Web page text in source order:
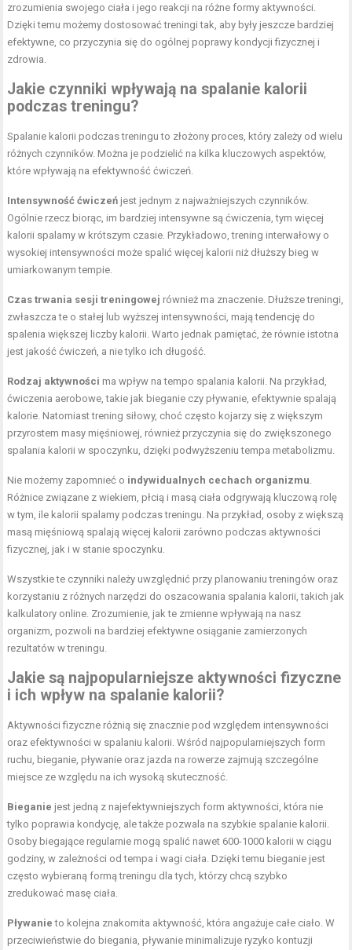
zrozumienia swojego ciała i jego reakcji na różne formy aktywności.
Dzięki temu możemy dostosować treningi tak, aby były jeszcze bardziej
efektywne, co przyczynia się do ogólnej poprawy kondycji fizycznej i
zdrowia.
Jakie czynniki wpływają na spalanie kalorii
podczas treningu?
Spalanie kalorii podczas treningu to złożony proces, który zależy od wielu
różnych czynników. Można je podzielić na kilka kluczowych aspektów,
które wpływają na efektywność ćwiczeń.
Intensywność ćwiczeń jest jednym z najważniejszych czynników.
Ogólnie rzecz biorąc, im bardziej intensywne są ćwiczenia, tym więcej
kalorii spalamy w krótszym czasie. Przykładowo, trening interwałowy o
wysokiej intensywności może spalić więcej kalorii niż dłuższy bieg w
umiarkowanym tempie.
Czas trwania sesji treningowej również ma znaczenie. Dłuższe treningi,
zwłaszcza te o stałej lub wyższej intensywności, mają tendencję do
spalenia większej liczby kalorii. Warto jednak pamiętać, że równie istotna
jest jakość ćwiczeń, a nie tylko ich długość.
Rodzaj aktywności ma wpływ na tempo spalania kalorii. Na przykład,
ćwiczenia aerobowe, takie jak bieganie czy pływanie, efektywnie spalają
kalorie. Natomiast trening siłowy, choć często kojarzy się z większym
przyrostem masy mięśniowej, również przyczynia się do zwiększonego
spalania kalorii w spoczynku, dzięki podwyższeniu tempa metabolizmu.
Nie możemy zapomnieć o indywidualnych cechach organizmu
Różnice związane z wiekiem, płcią i masą ciała odgrywają kluczową rolę
w tym, ile kalorii spalamy podczas treningu. Na przykład, osoby z większą
masą mięśniową spalają więcej kalorii zarówno podczas aktywności
fizycznej, jak i w stanie spoczynku.
Wszystkie te czynniki należy uwzględnić przy planowaniu treningów oraz
korzystaniu z różnych narzędzi do oszacowania spalania kalorii, takich jak
kalkulatory online. Zrozumienie, jak te zmienne wpływają na nasz
organizm, pozwoli na bardziej efektywne osiąganie zamierzonych
rezultatów w treningu.
Jakie są najpopularniejsze aktywności fizyczne
i ich wpływ na spalanie kalorii?
Aktywności fizyczne różnią się znacznie pod względem intensywności
oraz efektywności w spalaniu kalorii. Wśród najpopularniejszych form
ruchu, bieganie, pływanie oraz jazda na rowerze zajmują szczególne
miejsce ze względu na ich wysoką skuteczność.
Bieganie jest jedną z najefektywniejszych form aktywności, która nie
tylko poprawia kondycję, ale także pozwala na szybkie spalanie kalorii.
Osoby biegające regularnie mogą spalić nawet 600-1000 kalorii w ciągu
godziny, w zależności od tempa i wagi ciała. Dzięki temu bieganie jest
często wybieraną formą treningu dla tych, którzy chcą szybko
zredukować masę ciała.
Pływanie to kolejna znakomita aktywność, która angażuje całe ciało. W
przeciwieństwie do biegania, pływanie minimalizuje ryzyko kontuzji